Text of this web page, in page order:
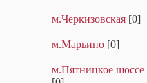
м.Черкизовская [0]
м.Марьино [0]
м.Пятницкое шоссе